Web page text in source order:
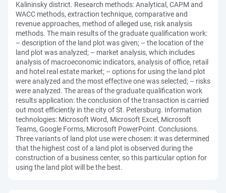
Kalininsky district. Research methods: Analytical, CAPM and
WACC methods, extraction technique, comparative and
revenue approaches, method of alleged use, risk analysis
methods. The main results of the graduate qualification work:
– description of the land plot was given; – the location of the
land plot was analyzed; – market analysis, which includes
analysis of macroeconomic indicators, analysis of office, retail
and hotel real estate market; – options for using the land plot
were analyzed and the most effective one was selected; – risks
were analyzed. The areas of the graduate qualification work
results application: the conclusion of the transaction is carried
out most efficiently in the city of St. Petersburg. Information
technologies: Microsoft Word, Microsoft Excel, Microsoft
Teams, Google Forms, Microsoft PowerPoint. Conclusions.
Three variants of land plot use were chosen: it was determined
that the highest cost of a land plot is observed during the
construction of a business center, so this particular option for
using the land plot will be the best.